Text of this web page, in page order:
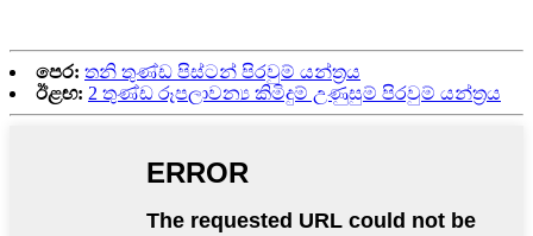
පෙර: තනි තුණ්ඩ පිස්ටන් පිරවුම් යන්ත්‍රය
ඊළඟ: 2 තුණ්ඩ රූපලාවන්‍ය කිමිදුම් උණුසුම් පිරවුම් යන්ත්‍රය